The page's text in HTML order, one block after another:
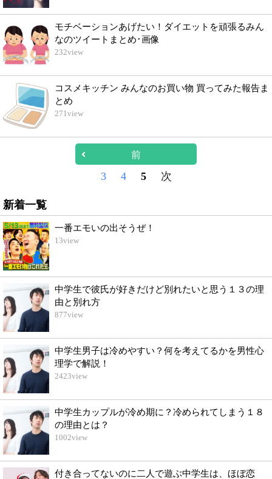
モチベーションあげたい！ダイエットを頑張るみん
なのツイートまとめ･画像
232view
コスメキッチン みんなのお買い物 買ってみた報告ま
とめ
271view
前
3 4 5 次
新着一覧
一番エモいの出そうぜ！
13view
中学生で彼氏が好きだけど別れたいと思う１３の理
由と別れ方
877view
中学生男子は冷めやすい？何を考えてるかを男性心
理学で解説！
2423view
中学生カップルが冷め期に？冷められてしまう１８
の理由とは？
1002view
付き合ってないのに二人で遊ぶ中学生は、ほぼ恋